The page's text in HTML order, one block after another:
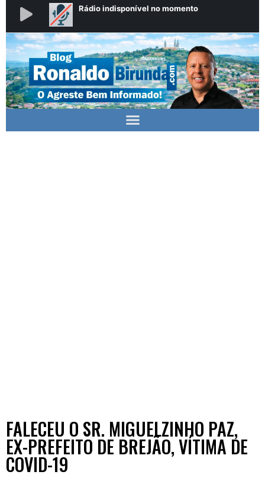
FALECEU O SR. MIGUELZINHO PAZ,
EX-PREFEITO DE BREJÃO, VÍTIMA DE
COVID-19